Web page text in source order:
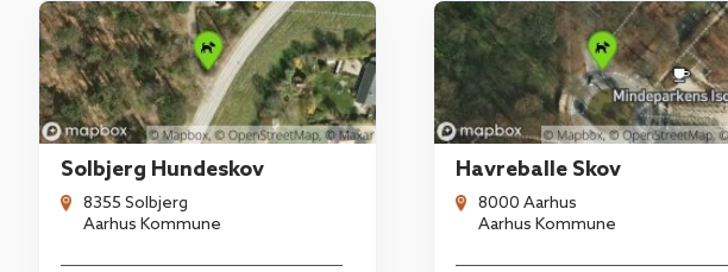
Solbjerg Hundeskov
8355 Solbjerg
Aarhus Kommune
Havreballe Skov
8000 Aarhus
Aarhus Kommune